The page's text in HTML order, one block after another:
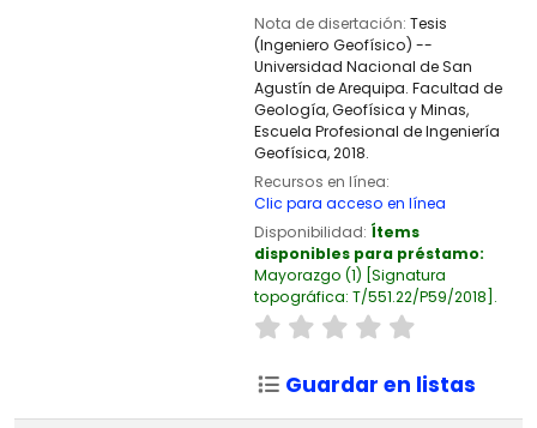
Nota de disertación: Tesis
(Ingeniero Geofísico) --
Universidad Nacional de San
Agustín de Arequipa. Facultad de
Geología, Geofísica y Minas,
Escuela Profesional de Ingeniería
Geofísica, 2018.
Recursos en línea:
Clic para acceso en línea
Disponibilidad: Ítems
disponibles para préstamo:
Mayorazgo (1) Signatura
topográfica: T/551.22/P59/2018 .
Guardar en listas